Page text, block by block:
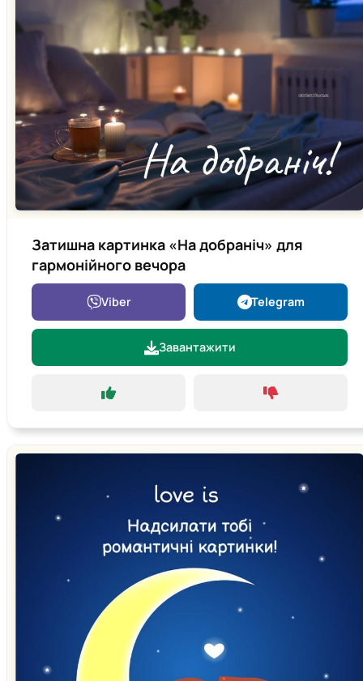
Затишна картинка «На добраніч» для
гармонійного вечора
Viber Telegram
Завантажити